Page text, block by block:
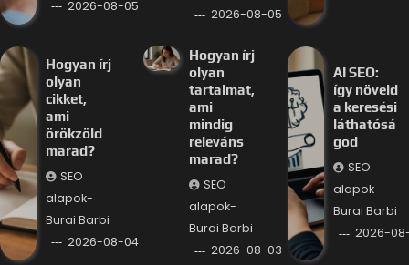
2026-08-05
2026-08-05
Hogyan írj
olyan
cikket,
ami
örökzöld
marad?
SEO
alapok-
Burai Barbi
2026-08-04
Hogyan írj
olyan
tartalmat,
ami
mindig
releváns
marad?
SEO
alapok-
Burai Barbi
2026-08-03
AI SEO:
így növeld
a keresési
láthatósá
god
SEO
alapok-
Burai Barbi
2026-